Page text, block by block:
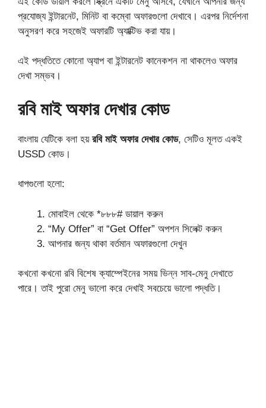
প্রযোজ্য ইন্টারনেট, মিনিট বা কম্বো অফারগুলো দেখাবে। এরপর নির্দেশনা
অনুসরণ করে সহজেই অফারটি অ্যাক্টিভ করা যায়।
এই পদ্ধতিতে কোনো অ্যাপ বা ইন্টারনেট কানেকশন না থাকলেও অফার
দেখা সম্ভব।
রবি মাই অফার দেখার কোড
বাংলায় যেটিকে বলা হয় রবি মাই অফার দেখার কোড, সেটিও মূলত একই
USSD কোড।
ধাপগুলো হলো:
মোবাইল থেকে *৮৮৮# ডায়াল করুন
“My Offer” বা “Get Offer” অপশন সিলেক্ট করুন
আপনার জন্য থাকা বর্তমান অফারগুলো দেখুন
কখনো কখনো রবি বিশেষ ক্যাম্পেইনের সময় ভিন্ন সাব-মেনু দেখাতে
পারে। তাই পুরো মেনু ভালো করে দেখাই সবচেয়ে ভালো পদ্ধতি।